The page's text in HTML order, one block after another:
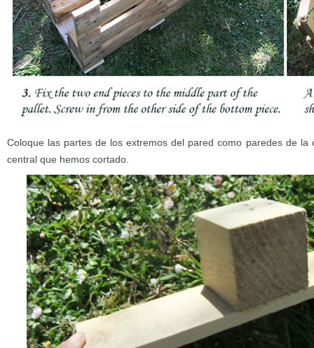
Coloque las partes de los extremos del pared como paredes de la
central que hemos cortado.